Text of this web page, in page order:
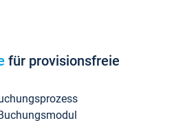
für provisionsfreie